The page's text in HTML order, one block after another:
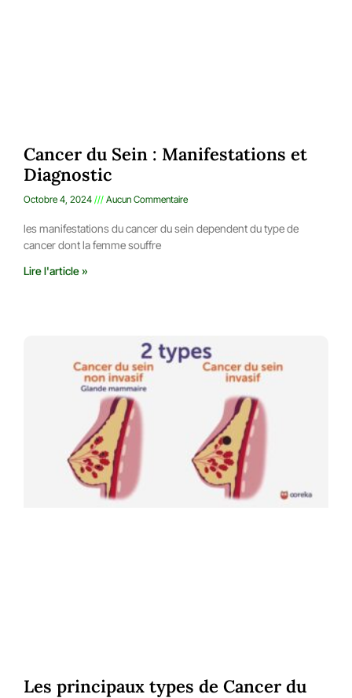
Cancer du Sein : Manifestations et
Diagnostic
Octobre 4, 2024 Aucun Commentaire
les manifestations du cancer du sein dependent du type de
cancer dont la femme souffre
Lire l'article »
Les principaux types de Cancer du